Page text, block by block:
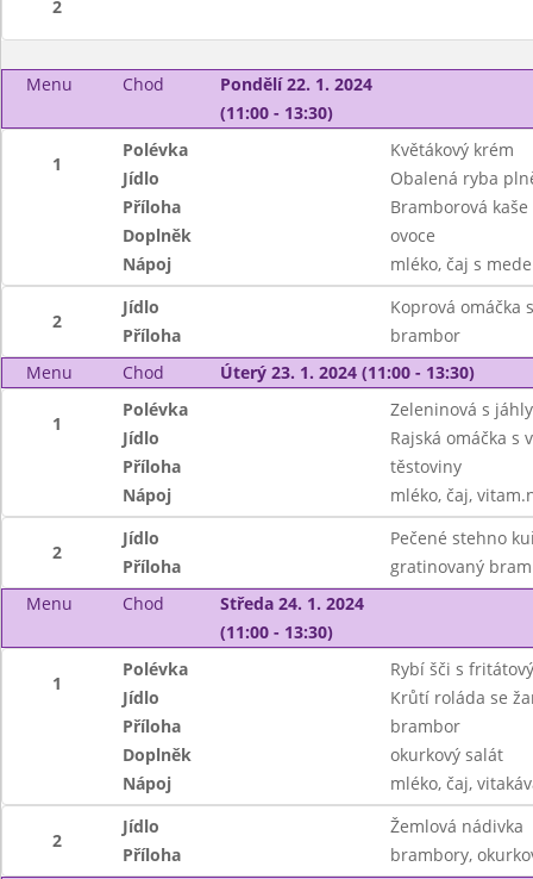
2
Menu Chod
Pondělí 22. 1. 2024
(11:00 - 13:30)
1
Polévka
Květákový krém
Jídlo
Obalená ryba
Příloha
Bramborová kaše
Doplněk
ovoce
Nápoj
mléko, čaj s
2
Jídlo
Koprová omáčka
Příloha
brambor
Menu
Chod Úterý 23. 1. 2024 (11:00 - 13:30)
1
Polévka
Zeleninová s
Jídlo
Rajská omáčka s
Příloha
těstoviny
Nápoj
mléko, čaj,
2
Jídlo
Pečené stehno
Příloha
gratinovaný
Menu
Chod
Středa 24. 1. 2024
(11:00 - 13:30)
1
Polévka
Rybí šči s
Jídlo
Krůtí roláda se
Příloha
brambor
Doplněk
okurkový salát
Nápoj
mléko, čaj,
2
Jídlo
Žemlová nádivka
Příloha
brambory,